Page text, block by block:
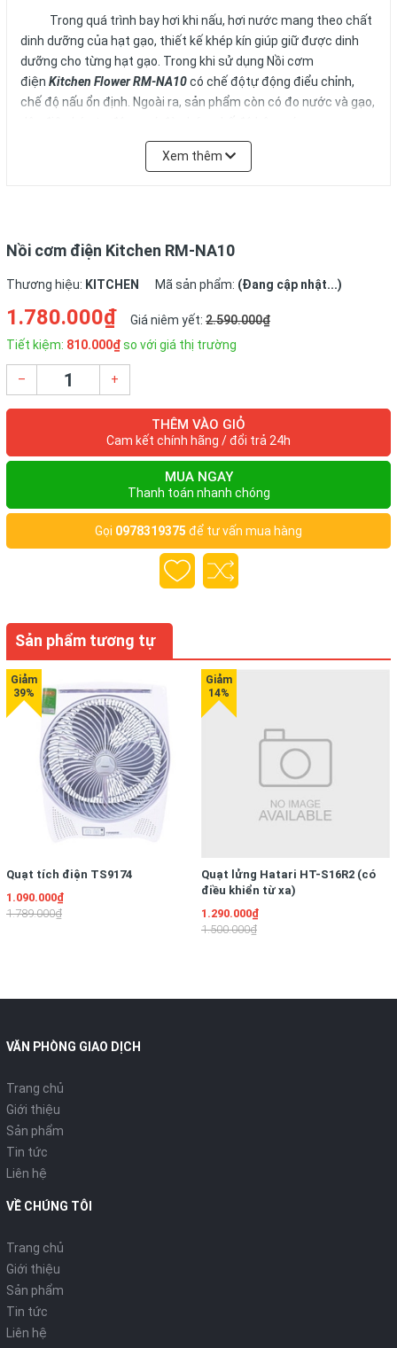
Trong quá trình bay hơi khi nấu, hơi nước mang theo chất
dinh dưỡng của hạt gạo, thiết kế khép kín giúp giữ được dinh
dưỡng cho từng hạt gạo. Trong khi sử dụng Nồi cơm
điện Kitchen Flower RM-NA10có chế độtự động điểu chỉnh,
chế độ nấu ổn định. Ngoài ra, sản phẩm còn có đo nước và gạo,
Kiểu dáng trang nhã, thiết kế nhỏ gọn xinh xắn sẽ là sự lựa
Đặc điểm nổi bật nồi cơm điện Kitchen Flower RM-NA10
- Dung tích nồi: 1 lít
- Ruột nồi bằng gang làm cho cơm chín đều và ngon hơn
- Lớp phủ chống dính siêu bền giúp dễ làm sạch nồi
- Có cốc đo nước và gạo
- Dây điện kéo tự động
- Có chế độ tự động điều chỉnh
- Chế độ nấu ổn định hạn chế chập, cháy
- Có đèn báovà chế độ hâm nóng
Chức năng Nồi cơm điện Kitchen Flower RM-NA10
- Nấu chín cơm
- Hâm nóng
- Giữ nóng
- Nấu cháo
Thông số kỹ thuật
Dung tích (L)
Tính năng
Xem thêm
Nồi cơm điện Kitchen RM-NA10
Thương hiệu: KITCHEN Mã sản phẩm: (Đang cập nhật...)
1.780.000₫ Giá niêm yết: 2.590.000₫
Tiết kiệm: 810.000₫so với giá thị trường
– +
THÊM VÀO GIỎ
Cam kết chính hãng / đổi trả 24h
MUA NGAY
Thanh toán nhanh chóng
Gọi 0978319375 để tư vấn mua hàng
Sản phẩm tương tự
Quạt tích điện TS9174
1.090.000₫
1.789.000₫
Quạt lửng Hatari HT-S16R2 (có
điều khiển từ xa)
1.290.000₫
1.500.000₫
VĂN PHÒNG GIAO DỊCH
Trang chủ
Giới thiệu
Sản phẩm
Tin tức
Liên hệ
VỀ CHÚNG TÔI
Trang chủ
Giới thiệu
Sản phẩm
Tin tức
Liên hệ